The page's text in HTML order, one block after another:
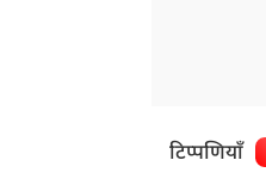
टिप्पणियाँ